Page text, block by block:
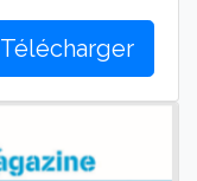
Télécharger